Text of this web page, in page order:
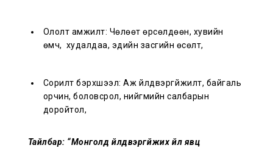
Ололт амжилт: Чөлөөт өрсөлдөөн, хувийн
өмч, худалдаа, эдийн засгийн өсөлт,
Сорилт бэрхшээл: Аж үйлдвэргүйжилт, байгаль
орчин, боловсрол, нийгмийн салбарын
доройтол,
Тайлбар: “Монголд үйлдвэргүйжих үйл явц